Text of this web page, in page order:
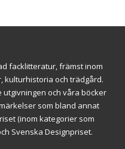
facklitteratur, främst inom
kulturhistoria och trädgård.
och våra böcker
som bland annat
(inom kategorier som
Svenska Designpriset.